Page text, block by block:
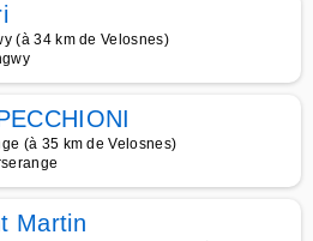
(à 34 km de Velosnes)
(à 35 km de Velosnes)
Martin